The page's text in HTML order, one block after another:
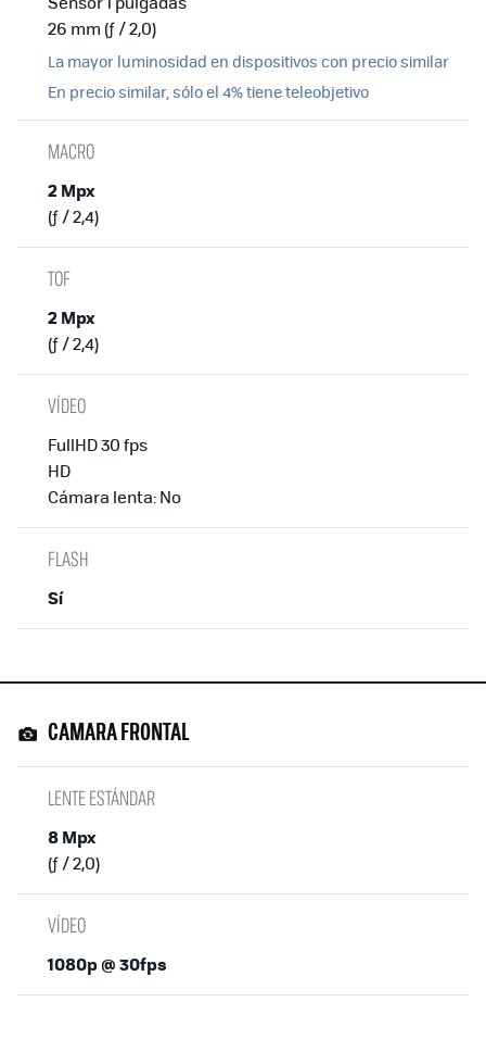
26 mm (ƒ / 2,0)
La mayor luminosidad en dispositivos con precio similar
En precio similar, sólo el 4% tiene teleobjetivo
MACRO
2 Mpx
(ƒ / 2,4)
TOF
2 Mpx
(ƒ / 2,4)
VÍDEO
FullHD 30 fps
HD
Cámara lenta: No
FLASH
Sí
CAMARA FRONTAL
LENTE ESTÁNDAR
8 Mpx
(ƒ / 2,0)
VÍDEO
1080p @ 30fps